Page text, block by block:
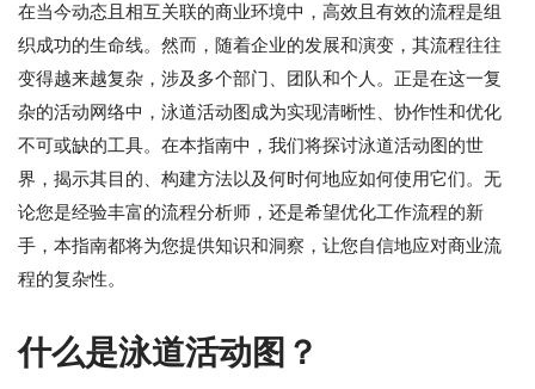
在当今动态且相互关联的商业环境中，高效且有效的流程是组
织成功的生命线。然而，随着企业的发展和演变，其流程往往
变得越来越复杂，涉及多个部门、团队和个人。正是在这一复
杂的活动网络中，泳道活动图成为实现清晰性、协作性和优化
不可或缺的工具。在本指南中，我们将探讨泳道活动图的世
界，揭示其目的、构建方法以及何时何地应如何使用它们。无
论您是经验丰富的流程分析师，还是希望优化工作流程的新
手，本指南都将为您提供知识和洞察，让您自信地应对商业流
程的复杂性。
什么是泳道活动图？